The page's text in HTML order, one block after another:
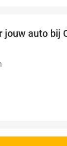
jouw auto bij